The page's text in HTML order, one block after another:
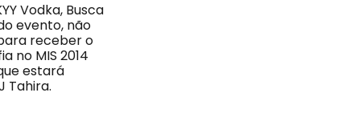
Vodka, Busca
evento, não
receber o
no MIS 2014
estará
Tahira.